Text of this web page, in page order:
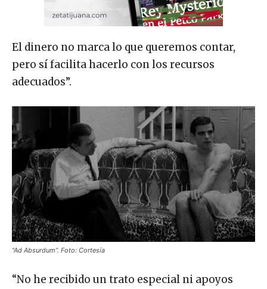
El dinero no marca lo que queremos contar,
pero sí facilita hacerlo con los recursos
adecuados”.
“Ad Absurdum”. Foto: Cortesía
“No he recibido un trato especial ni apoyos